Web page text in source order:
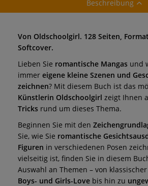
Beschreibung
Von Oldschoolgirl. 128 Seiten,
Softcover.
Lieben Sie romantische Mangas und
immer eigene kleine Szenen und
zeichnen? Mit diesem Buch ist das
Künstlerin Oldschoolgirl zeigt Ihnen
Tricks rund um dieses Thema.
Beginnen Sie mit den
Sie, wie Sie romantische
Figuren in verschiedenen Posen
vielseitig ist, finden Sie in diesem
Auswahl an Themen – von klassischer
Boys- und Girls-Love bis hin zu